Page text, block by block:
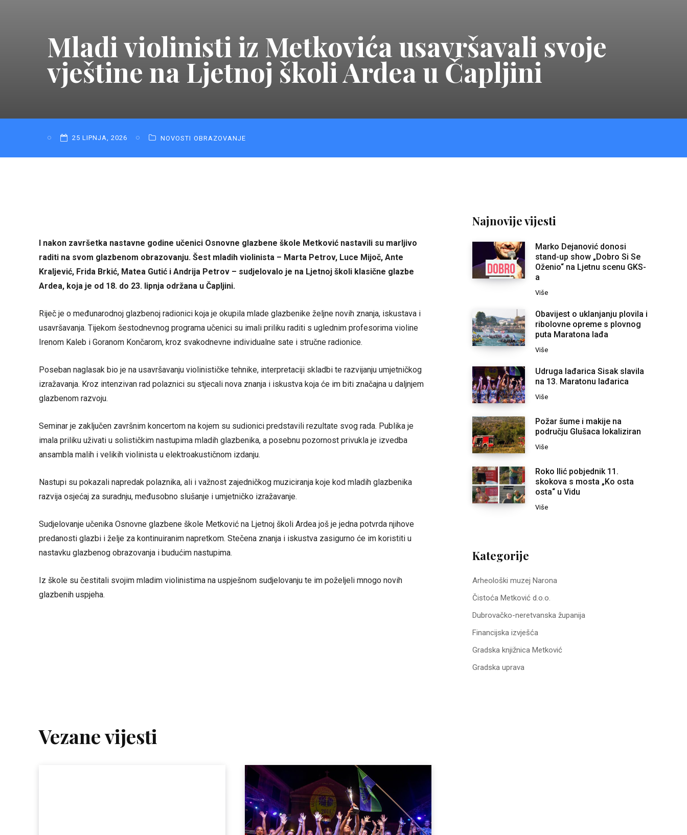
Mladi violinisti iz Metkovića usavršavali svoje
vještine na Ljetnoj školi Ardea u Čapljini
25 LIPNJA, 2026 NOVOSTI OBRAZOVANJE
I nakon završetka nastavne godine učenici Osnovne glazbene škole Metković nastavili su marljivo
raditi na svom glazbenom obrazovanju. Šest mladih violinista – Marta Petrov, Luce Mijoč, Ante
Kraljević, Frida Brkić, Matea Gutić i Andrija Petrov – sudjelovalo je na Ljetnoj školi klasične glazbe
Ardea, koja je od 18. do 23. lipnja održana u Čapljini.
Riječ je o međunarodnoj glazbenoj radionici koja je okupila mlade glazbenike željne novih znanja, iskustava i
usavršavanja. Tijekom šestodnevnog programa učenici su imali priliku raditi s uglednim profesorima violine
Irenom Kaleb i Goranom Končarom, kroz svakodnevne individualne sate i stručne radionice.
Poseban naglasak bio je na usavršavanju violinističke tehnike, interpretaciji skladbi te razvijanju umjetničkog
izražavanja. Kroz intenzivan rad polaznici su stjecali nova znanja i iskustva koja će im biti značajna u daljnjem
glazbenom razvoju.
Seminar je zaključen završnim koncertom na kojem su sudionici predstavili rezultate svog rada. Publika je
imala priliku uživati u solističkim nastupima mladih glazbenika, a posebnu pozornost privukla je izvedba
ansambla malih i velikih violinista u elektroakustičnom izdanju.
Nastupi su pokazali napredak polaznika, ali i važnost zajedničkog muziciranja koje kod mladih glazbenika
razvija osjećaj za suradnju, međusobno slušanje i umjetničko izražavanje.
Sudjelovanje učenika Osnovne glazbene škole Metković na Ljetnoj školi Ardea još je jedna potvrda njihove
predanosti glazbi i želje za kontinuiranim napretkom. Stečena znanja i iskustva zasigurno će im koristiti u
nastavku glazbenog obrazovanja i budućim nastupima.
Iz škole su čestitali svojim mladim violinistima na uspješnom sudjelovanju te im poželjeli mnogo novih
glazbenih uspjeha.
Vezane vijesti
Najnovije vijesti
Marko Dejanović donosi
stand-up show „Dobro Si Se
Oženio“ na Ljetnu scenu GKS-
a
Više
Obavijest o uklanjanju plovila i
ribolovne opreme s plovnog
puta Maratona lađa
Više
Udruga lađarica Sisak slavila
na 13. Maratonu lađarica
Više
Požar šume i makije na
području Glušaca lokaliziran
Više
Roko Ilić pobjednik 11.
skokova s mosta „Ko osta
osta“ u Vidu
Više
Kategorije
Arheološki muzej Narona
Čistoća Metković d.o.o.
Dubrovačko-neretvanska županija
Financijska izvješća
Gradska knjižnica Metković
Gradska uprava